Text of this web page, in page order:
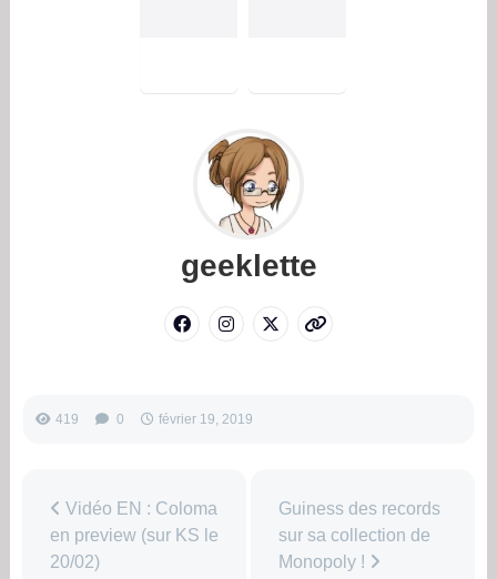
geeklette
419 0 février 19, 2019
Vidéo EN : Coloma
en preview (sur KS le
20/02)
Guiness des records
sur sa collection de
Monopoly !